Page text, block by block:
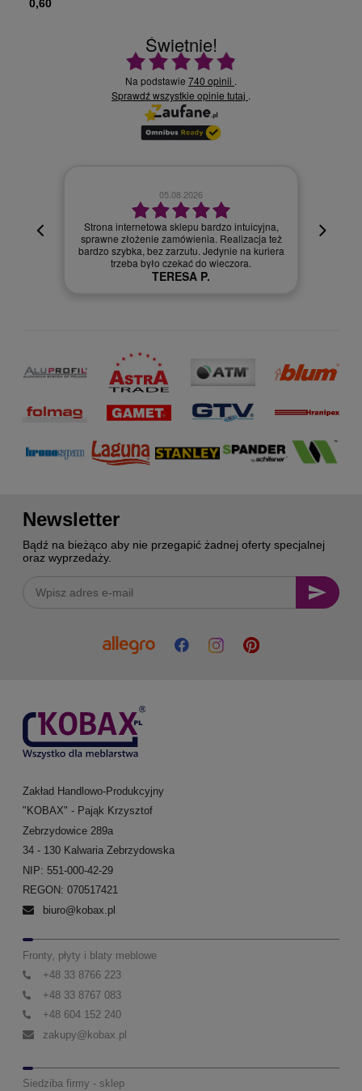
0,60
Świetnie!
Ocena średnia 4.9 na 5
Na podstawie 740 opinii .
Sprawdź wszystkie opinie tutaj .
też
02.08.2026
Szybka dostawa.
Szymon R.
Newsletter
Bądź na bieżąco aby nie przegapić żadnej oferty specjalnej
oraz wyprzedaży.
Zakład Handlowo-Produkcyjny
"KOBAX" - Pająk Krzysztof
Zebrzydowice 289a
34 - 130 Kalwaria Zebrzydowska
NIP: 551-000-42-29
REGON: 070517421
biuro@kobax.pl
Fronty, płyty i blaty meblowe
+48 33 8766 223
+48 33 8767 083
+48 604 152 240
zakupy@kobax.pl
Siedziba firmy - sklep